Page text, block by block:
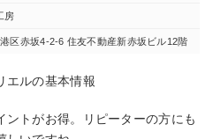
房
区赤坂4-2-6 住友不動産新赤坂ビル12階
エルの基本情報
ントがお得。リピーターの方にも